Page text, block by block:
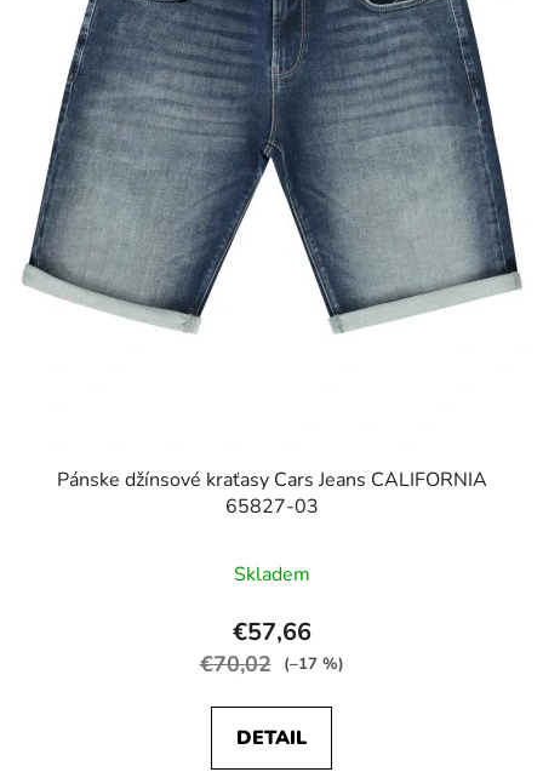
Pánske džínsové kraťasy Cars Jeans CALIFORNIA
65827-03
Skladem
€57,66
€70,02 (–17 %)
DETAIL